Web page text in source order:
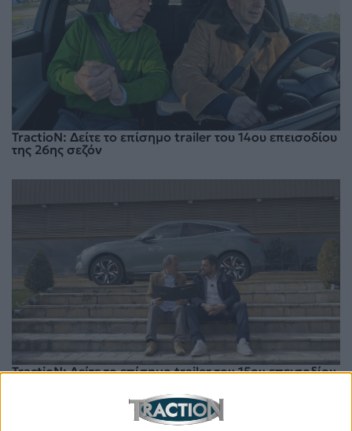
TractioN: Δείτε το επίσημο trailer του 14ου επεισοδίου
της 26ης σεζόν
TractioN: Δείτε το επίσημο trailer του 15ου επεισοδίου